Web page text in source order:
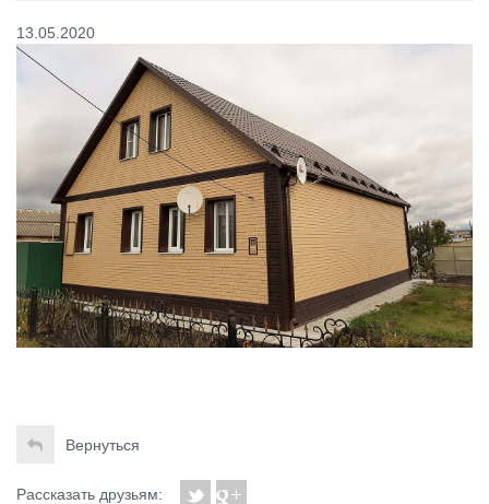
13.05.2020
Вернуться
Рассказать друзьям: